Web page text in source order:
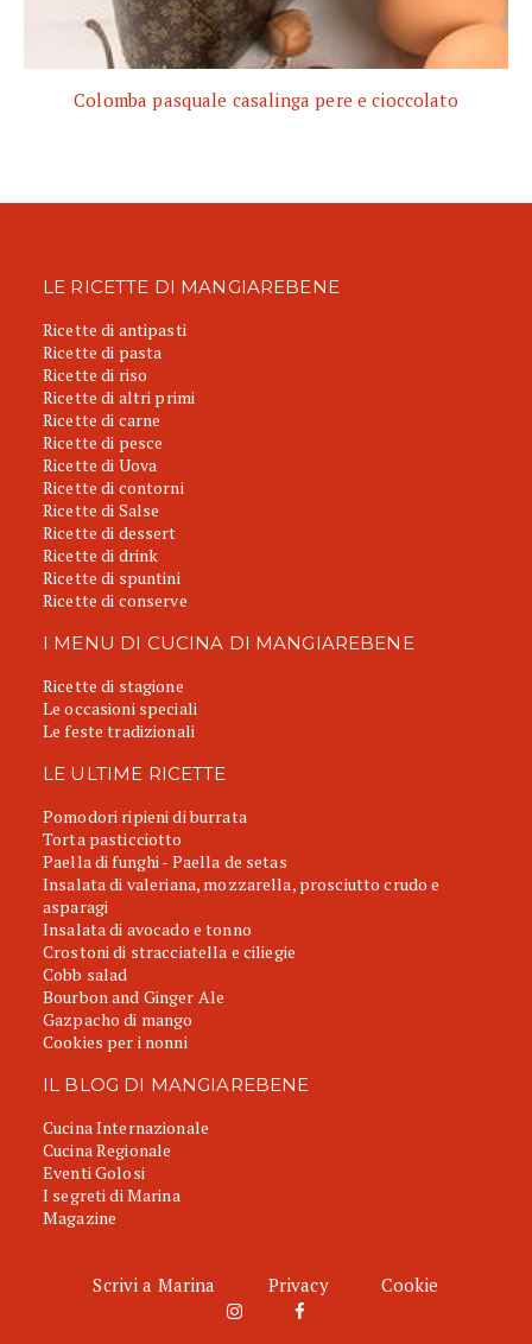
Colomba pasquale casalinga pere e cioccolato
LE RICETTE DI MANGIAREBENE
Ricette di antipasti
Ricette di pasta
Ricette di riso
Ricette di altri primi
Ricette di carne
Ricette di pesce
Ricette di Uova
Ricette di contorni
Ricette di Salse
Ricette di dessert
Ricette di drink
Ricette di spuntini
Ricette di conserve
I MENU DI CUCINA DI MANGIAREBENE
Ricette di stagione
Le occasioni speciali
Le feste tradizionali
LE ULTIME RICETTE
Pomodori ripieni di burrata
Torta pasticciotto
Paella di funghi - Paella de setas
Insalata di valeriana, mozzarella, prosciutto crudo e
asparagi
Insalata di avocado e tonno
Crostoni di stracciatella e ciliegie
Cobb salad
Bourbon and Ginger Ale
Gazpacho di mango
Cookies per i nonni
IL BLOG DI MANGIAREBENE
Cucina Internazionale
Cucina Regionale
Eventi Golosi
I segreti di Marina
Magazine
Scrivi a Marina Privacy Cookie